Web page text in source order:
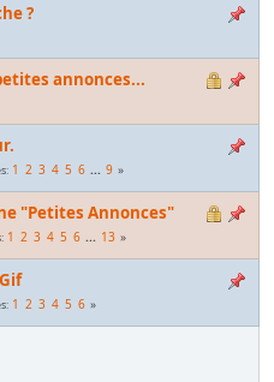
?
annonces...
1 2 3 4 5 6 ... 9
"Petites Annonces"
1 2 3 4 5 6 ... 13
1 2 3 4 5 6